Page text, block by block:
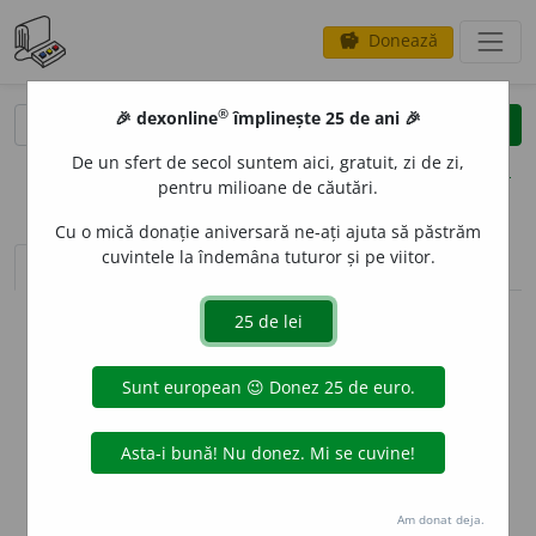
savings Donează
clear
opțiuni
sinteza definițiilor (1) definiții (12) declinări
info
Aceste definiții sunt compilate de
echipa dexonline. Definițiile
originale se află pe filadefiniții.
preferințe
🎉 dexonline® împlinește 25 de ani 🎉
De un sfert de secol suntem aici, gratuit, zi de zi,
pentru milioane de căutări.
Cu o mică donație aniversară ne-ați ajuta să păstrăm
cuvintele la îndemâna tuturor și pe viitor.
Am donat deja.